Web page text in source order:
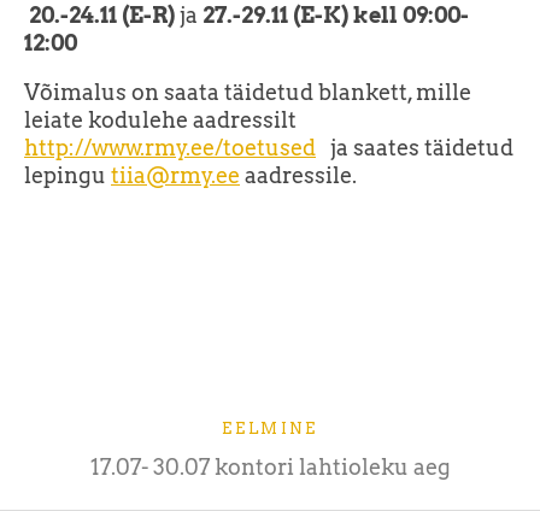
20.-24.11 (E-R)ja 27.-29.11 (E-K) kell 09:00-
12:00
Võimalus on saata täidetud blankett, mille
leiate kodulehe aadressilt
http://www.rmy.ee/toetused ja saates täidetud
lepingu tiia@rmy.ee aadressile.
EELMINE
17.07- 30.07 kontori lahtioleku aeg